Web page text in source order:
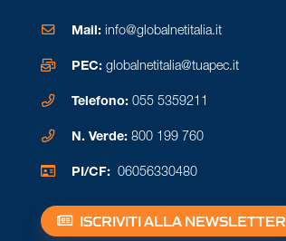
Mail: info@globalnetitalia.it
PEC: globalnetitalia@tuapec.it
Telefono: 055 5359211
N. Verde: 800 199 760
PI/CF: 06056330480
ISCRIVITI ALLA NEWSLETTER